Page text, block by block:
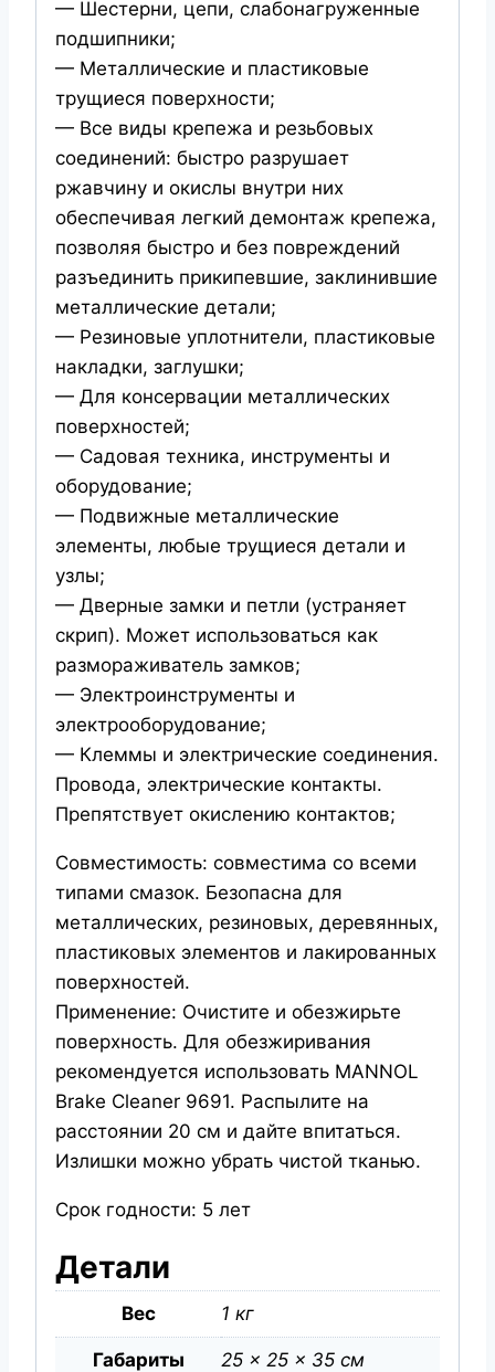
— Шестерни, цепи, слабонагруженные
подшипники;
— Металлические и пластиковые
трущиеся поверхности;
— Все виды крепежа и резьбовых
соединений: быстро разрушает
ржавчину и окислы внутри них
обеспечивая легкий демонтаж крепежа,
позволяя быстро и без повреждений
разъединить прикипевшие, заклинившие
металлические детали;
— Резиновые уплотнители, пластиковые
накладки, заглушки;
— Для консервации металлических
поверхностей;
— Садовая техника, инструменты и
оборудование;
— Подвижные металлические
элементы, любые трущиеся детали и
узлы;
— Дверные замки и петли (устраняет
скрип). Может использоваться как
размораживатель замков;
— Электроинструменты и
электрооборудование;
— Клеммы и электрические соединения.
Провода, электрические контакты.
Препятствует окислению контактов;
Совместимость: совместима со всеми
типами смазок. Безопасна для
металлических, резиновых, деревянных,
пластиковых элементов и лакированных
поверхностей.
Применение: Очистите и обезжирьте
поверхность. Для обезжиривания
рекомендуется использовать MANNOL
Brake Cleaner 9691. Распылите на
расстоянии 20 см и дайте впитаться.
Излишки можно убрать чистой тканью.
Срок годности: 5 лет
Детали
Вес 1 кг
Габариты 25 × 25 × 35 см